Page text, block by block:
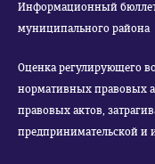
Информационный
муниципального района
Оценка регулирующего
нормативных правовых
правовых актов,
предпринимательской и